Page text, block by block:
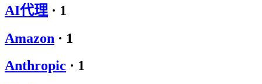
AI代理 · 1
Amazon · 1
Anthropic · 1